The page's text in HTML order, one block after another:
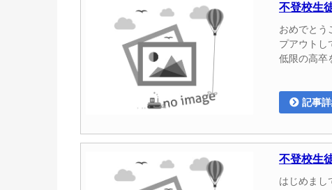
不登校生
おめでとう
プアウトし
低限の高卒
記事
不登校生
はじめまし